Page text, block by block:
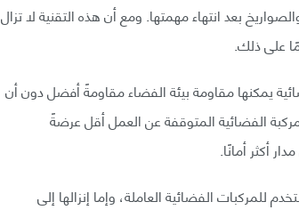
بعد انتهاء مهمتها. ومع أن هذه التقنية لا تزال
على ذلك.
يمكنها مقاومة بيئة الفضاء مقاومةً أفضل دون أن
الفضائية المتوقفة عن العمل أقل عرضةً
أكثر أمانًا.
للمركبات الفضائية العاملة، وإما إنزالها إلى